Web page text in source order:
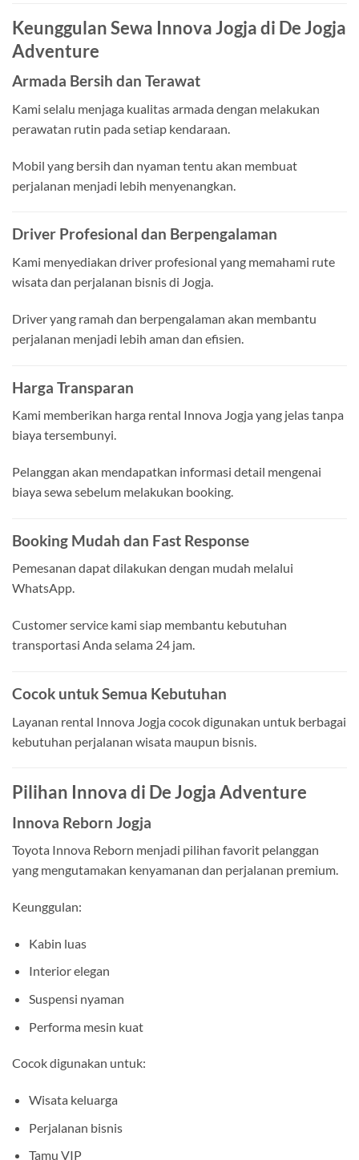
Keunggulan Sewa Innova Jogja di De Jogja
Adventure
Armada Bersih dan Terawat
Kami selalu menjaga kualitas armada dengan melakukan
perawatan rutin pada setiap kendaraan.
Mobil yang bersih dan nyaman tentu akan membuat
perjalanan menjadi lebih menyenangkan.
Driver Profesional dan Berpengalaman
Kami menyediakan driver profesional yang memahami rute
wisata dan perjalanan bisnis di Jogja.
Driver yang ramah dan berpengalaman akan membantu
perjalanan menjadi lebih aman dan efisien.
Harga Transparan
Kami memberikan harga rental Innova Jogja yang jelas tanpa
biaya tersembunyi.
Pelanggan akan mendapatkan informasi detail mengenai
biaya sewa sebelum melakukan booking.
Booking Mudah dan Fast Response
Pemesanan dapat dilakukan dengan mudah melalui
WhatsApp.
Customer service kami siap membantu kebutuhan
transportasi Anda selama 24 jam.
Cocok untuk Semua Kebutuhan
Layanan rental Innova Jogja cocok digunakan untuk berbagai
kebutuhan perjalanan wisata maupun bisnis.
Pilihan Innova di De Jogja Adventure
Innova Reborn Jogja
Toyota Innova Reborn menjadi pilihan favorit pelanggan
yang mengutamakan kenyamanan dan perjalanan premium.
Keunggulan:
Kabin luas
Interior elegan
Suspensi nyaman
Performa mesin kuat
Cocok digunakan untuk:
Wisata keluarga
Perjalanan bisnis
Tamu VIP